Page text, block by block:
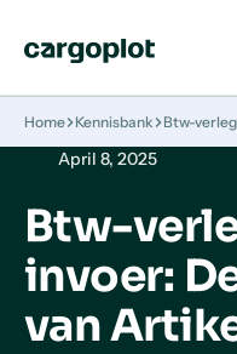
Home Kennisbank Btw-
April 8, 2025
Btw-
invoer:
van